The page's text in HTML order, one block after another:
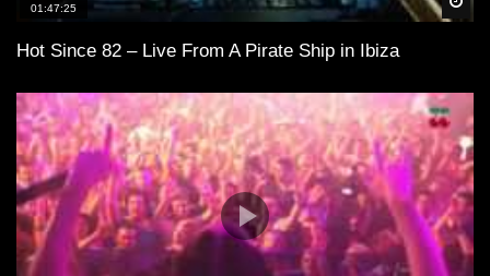
01:47:25
Hot Since 82 – Live From A Pirate Ship in Ibiza